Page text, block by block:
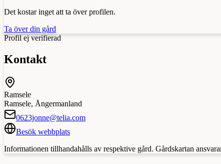
Det kostar inget att ta över profilen.
Ta över din gård
Profil ej verifierad
Kontakt
Ramsele
Ramsele, Ångermanland
0623jonne@telia.com
Besök webbplats
Informationen tillhandahålls av respektive gård. Gårdskartan